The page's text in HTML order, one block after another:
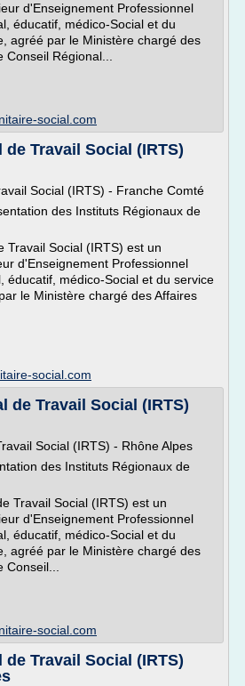
d'Enseignement Professionnel
éducatif, médico-Social et du
agréé par le Ministère chargé des
Régional...
social.com
Travail Social (IRTS)
Social (IRTS) - Franche Comté
des Instituts Régionaux de
Travail Social (IRTS) est un
d'Enseignement Professionnel
éducatif, médico-Social et du service
le Ministère chargé des Affaires
social.com
de Travail Social (IRTS)
Social (IRTS) - Rhône Alpes
des Instituts Régionaux de
Travail Social (IRTS) est un
d'Enseignement Professionnel
éducatif, médico-Social et du
agréé par le Ministère chargé des
social.com
Travail Social (IRTS)